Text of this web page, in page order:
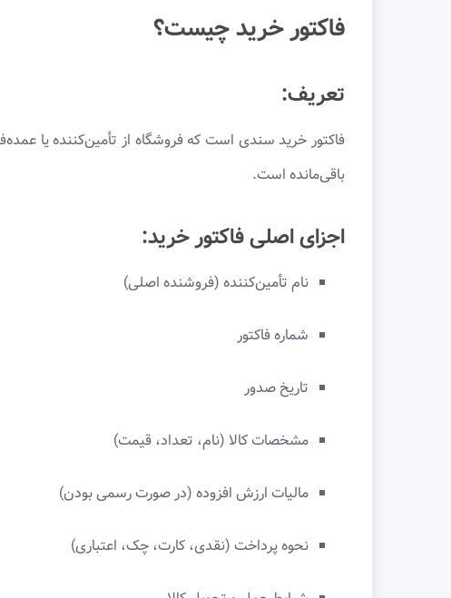
فاکتور خرید چیست؟
تعریف:
فاکتور خرید سندی است که فروشگاه از تأمین‌کننده یا
باقی‌مانده است.
اجزای اصلی فاکتور خرید:
نام تأمین‌کننده (فروشنده اصلی)
شماره فاکتور
تاریخ صدور
مشخصات کالا (نام، تعداد، قیمت)
مالیات ارزش افزوده (در صورت رسمی بودن)
نحوه پرداخت (نقدی، کارت، چک، اعتباری)